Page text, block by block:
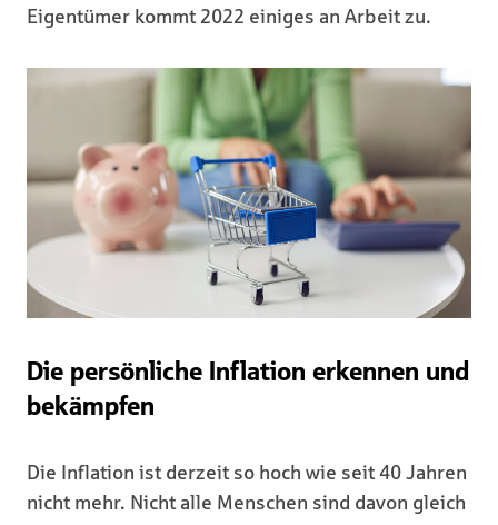
Eigentümer kommt 2022 einiges an Arbeit zu.
Die persönliche Inflation erkennen und
bekämpfen
Die Inflation ist derzeit so hoch wie seit 40 Jahren
nicht mehr. Nicht alle Menschen sind davon gleich